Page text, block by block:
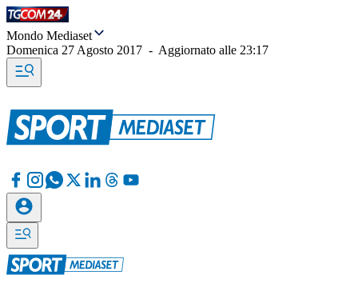
Mondo Mediaset
Domenica 27 Agosto 2017 - Aggiornato alle 23:17